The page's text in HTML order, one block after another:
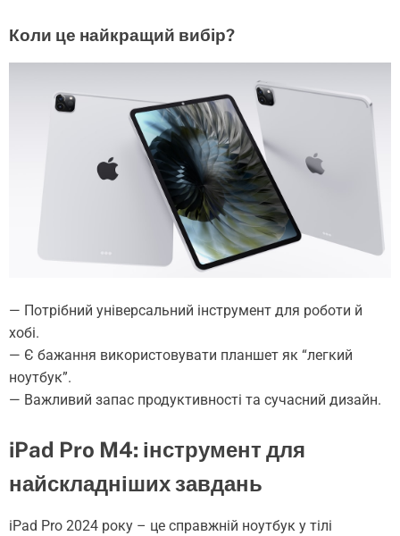
Коли це найкращий вибір?
— Потрібний універсальний інструмент для роботи й
хобі.
— Є бажання використовувати планшет як “легкий
ноутбук”.
— Важливий запас продуктивності та сучасний дизайн.
iPad Pro M4: інструмент для
найскладніших завдань
iPad Pro 2024 року – це справжній ноутбук у тілі